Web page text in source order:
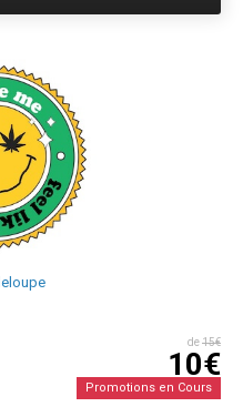
de15€
10€
Promotions en Cours